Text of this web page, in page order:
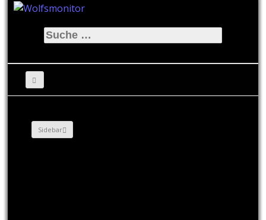
Suche
nach:
Sidebar